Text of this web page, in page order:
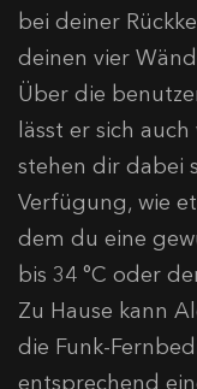
bei deiner
deinen vier
Über die
lässt er sich
stehen dir dabei
Verfügung, wie
dem du eine
bis 34 °C oder
Zu Hause kann
die Funk-
entsprechend